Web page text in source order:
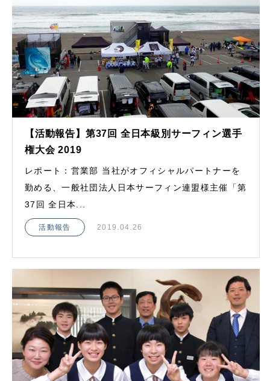
【活動報告】第37回 全日本級別サーフィン選手
権大会 2019
レポート：営業部 当社がオフィシャルパートナーを
勤める、一般社団法人日本サーフィン連盟様主催「第
37回 全日本...
活動報告 2019.04.26